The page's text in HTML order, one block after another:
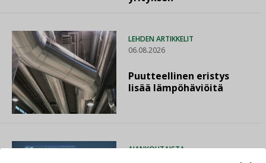
LEHDEN ARTIKKELIT
06.08.2026
Puutteellinen eristys
lisää lämpöhäviöitä
AJANKOHTAISTA